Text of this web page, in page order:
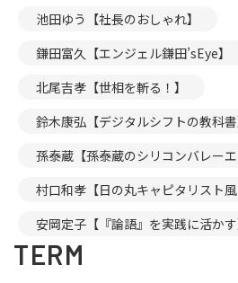
池田ゆう【社長のおしゃれ】
鎌田富久【エンジェル鎌田’sEye】
北尾吉孝【世相を斬る！】
鈴木康弘【デジタルシフトの教科書
孫泰蔵【孫泰蔵のシリコンバレーエ
村口和孝【日の丸キャピタリスト風
安岡定子【『論語』を実践に活かす
TERM